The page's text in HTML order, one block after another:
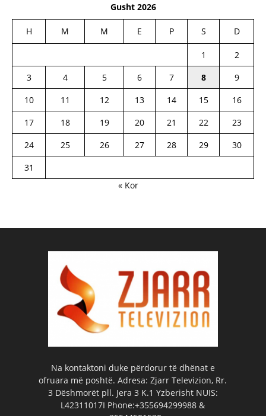
Gusht 2026
H M M E P S D
1
2
3
4 5 6 7 8
9
10
11 12 13 14 15
16
17
18 19 20 21 22
23
24
25 26 27 28 29
30
31
« Kor
Na kontaktoni duke përdorur të dhënat e
ofruara më poshtë. Adresa: Zjarr Televizion, Rr.
3 Dëshmorët pll. Jera 3 K.1 Yzberisht NUIS:
L42311017I Phone:+355694299988 &